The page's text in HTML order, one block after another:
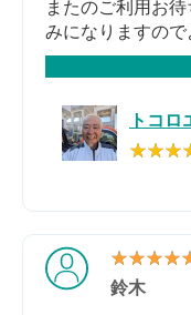
またのご利用お
みになりますので
トコロ
鈴木